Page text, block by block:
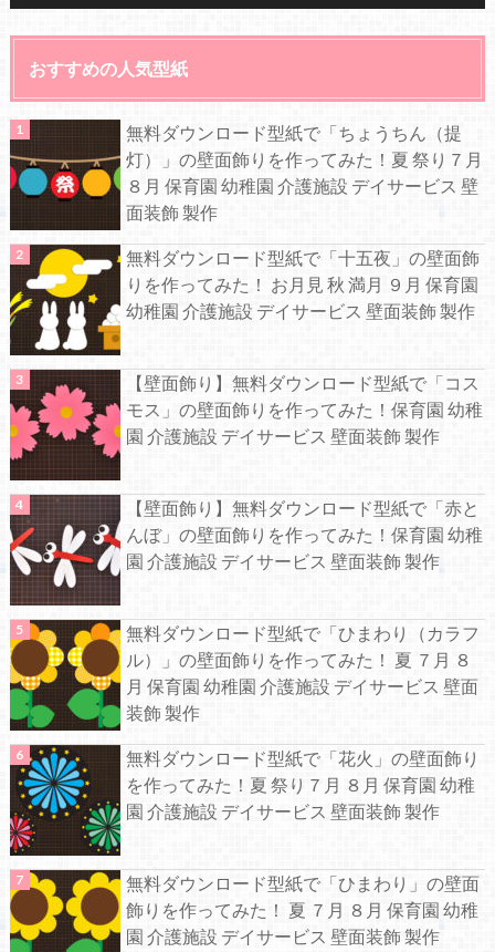
おすすめの人気型紙
無料ダウンロード型紙で「ちょうちん（提
灯）」の壁面飾りを作ってみた！夏 祭り７月
８月 保育園 幼稚園 介護施設 デイサービス 壁
面装飾 製作
無料ダウンロード型紙で「十五夜」の壁面飾
りを作ってみた！ お月見 秋 満月 ９月 保育園
幼稚園 介護施設 デイサービス 壁面装飾 製作
【壁面飾り】無料ダウンロード型紙で「コス
モス」の壁面飾りを作ってみた！保育園 幼稚
園 介護施設 デイサービス 壁面装飾 製作
【壁面飾り】無料ダウンロード型紙で「赤と
んぼ」の壁面飾りを作ってみた！保育園 幼稚
園 介護施設 デイサービス 壁面装飾 製作
無料ダウンロード型紙で「ひまわり（カラフ
ル）」の壁面飾りを作ってみた！ 夏 ７月 ８
月 保育園 幼稚園 介護施設 デイサービス 壁面
装飾 製作
無料ダウンロード型紙で「花火」の壁面飾り
を作ってみた！夏 祭り７月 ８月 保育園 幼稚
園 介護施設 デイサービス 壁面装飾 製作
無料ダウンロード型紙で「ひまわり」の壁面
飾りを作ってみた！ 夏 ７月 ８月 保育園 幼稚
園 介護施設 デイサービス 壁面装飾 製作